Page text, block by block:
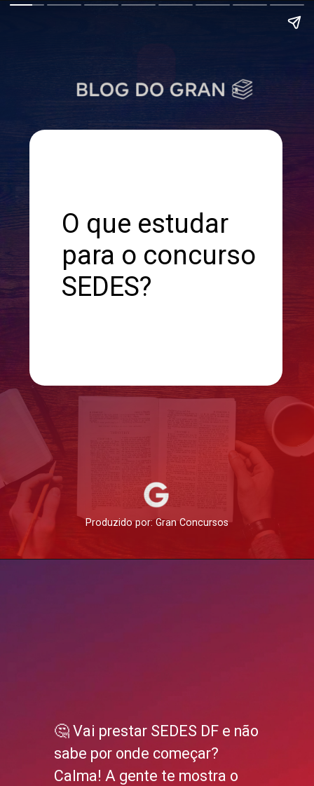
Produzido por: Gran Concursos
O que estudar
para o concurso
SEDES?
🤔 Vai prestar SEDES DF e não
sabe por onde começar?
Calma! A gente te mostra o